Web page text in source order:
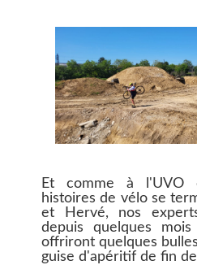
Et comme à l'UVO
histoires de vélo se
et Hervé, nos
depuis quelques
offriront quelques
guise d'apéritif de fin